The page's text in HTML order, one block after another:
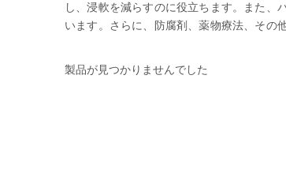
し、浸軟を減らすのに役立ちます。また、
います。さらに、防腐剤、薬物療法、その
製品が見つかりませんでした